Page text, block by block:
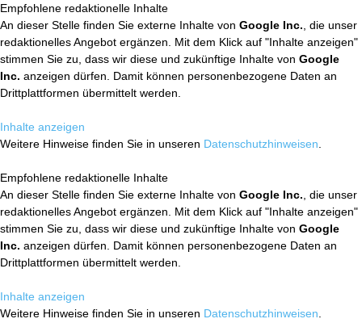
Empfohlene redaktionelle Inhalte
An dieser Stelle finden Sie externe Inhalte von Google Inc. , die unser
redaktionelles Angebot ergänzen. Mit dem Klick auf "Inhalte anzeigen"
stimmen Sie zu, dass wir diese und zukünftige Inhalte von Google
Inc. anzeigen dürfen. Damit können personenbezogene Daten an
Drittplattformen übermittelt werden.
Inhalte anzeigen
Weitere Hinweise finden Sie in unseren Datenschutzhinweisen
Empfohlene redaktionelle Inhalte
An dieser Stelle finden Sie externe Inhalte von Google Inc. , die unser
redaktionelles Angebot ergänzen. Mit dem Klick auf "Inhalte anzeigen"
stimmen Sie zu, dass wir diese und zukünftige Inhalte von Google
Inc. anzeigen dürfen. Damit können personenbezogene Daten an
Drittplattformen übermittelt werden.
Inhalte anzeigen
Weitere Hinweise finden Sie in unseren Datenschutzhinweisen